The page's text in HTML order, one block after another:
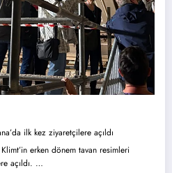
ilk kez ziyaretçilere açıldı
erken dönem tavan resimleri
açıldı. …